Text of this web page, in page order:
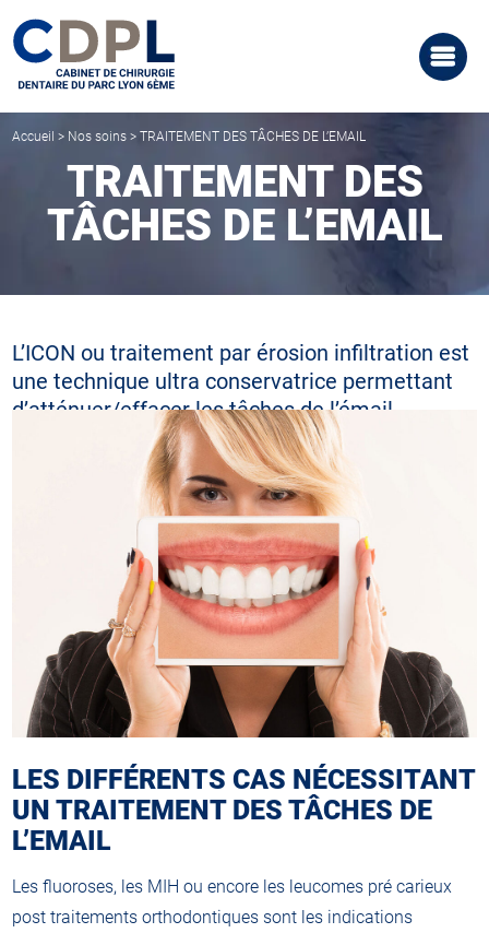
Accueil > Nos soins >TRAITEMENT DES TÂCHES DE L’EMAIL
TRAITEMENT DES
TÂCHES DE L’EMAIL
L’ICON ou traitement par érosion infiltration est
une technique ultra conservatrice permettant
d’atténuer/effacer les tâches de l’émail.
LES DIFFÉRENTS CAS NÉCESSITANT
UN TRAITEMENT DES TÂCHES DE
L’EMAIL
Les fluoroses, les MIH ou encore les leucomes pré carieux
post traitements orthodontiques sont les indications